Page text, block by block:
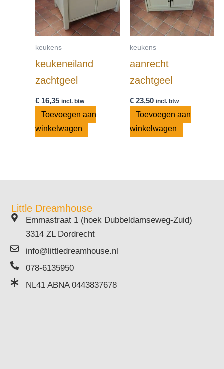
keukens
keukeneiland
zachtgeel
€ 16,35 incl. btw
Toevoegen aan
winkelwagen
keukens
aanrecht
zachtgeel
€23,50 incl. btw
Toevoegen aan
winkelwagen
Little Dreamhouse
Emmastraat 1 (hoek Dubbeldamseweg-Zuid)
3314 ZL Dordrecht
info@littledreamhouse.nl
078-6135950
NL41 ABNA 0443837678